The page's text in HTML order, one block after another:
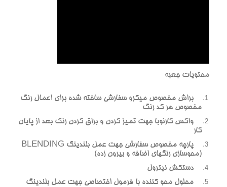
محتويات جعبه
براش مخصوص ميکرو سفارشي ساخته شده براي اعمال رنگ
مخصوص هر کد رنگ
واکس کارنوبا جهت تميز کردن و براق کردن رنگ بعد از پايان
کار
پارچه مخصوص سفارشي جهت عمل بلندينگ BLENDING
(محوسازي رنگهاي اضافه و بيرون زده)
دستکش نيترول
محلول محو کننده با فرمول اختصاصي جهت عمل بلندينگ